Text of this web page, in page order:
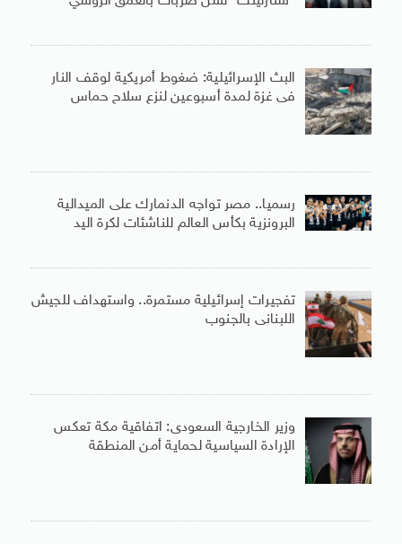
البث الإسرائيلية: ضغوط أمريكية لوقف النار
فى غزة لمدة أسبوعين لنزع سلاح حماس
رسميا.. مصر تواجه الدنمارك على الميدالية
البرونزية بكأس العالم للناشئات لكرة اليد
تفجيرات إسرائيلية مستمرة.. واستهداف للجيش
اللبنانى بالجنوب
وزير الخارجية السعودى: اتفاقية مكة تعكس
الإرادة السياسية لحماية أمن المنطقة